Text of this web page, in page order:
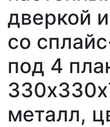
дверкой
со
под 4
металл,